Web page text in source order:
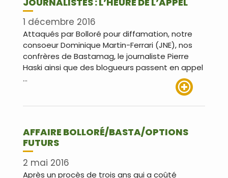
1 décembre 2016
Attaqués par Bolloré pour diffamation, notre
consoeur Dominique Martin-Ferrari (JNE), nos
confrères de Bastamag, le journaliste Pierre
Haski ainsi que des blogueurs passent en appel
…
AFFAIRE BOLLORÉ/BASTA/OPTIONS
FUTURS
2 mai 2016
Après un procès de trois ans qui a coûté